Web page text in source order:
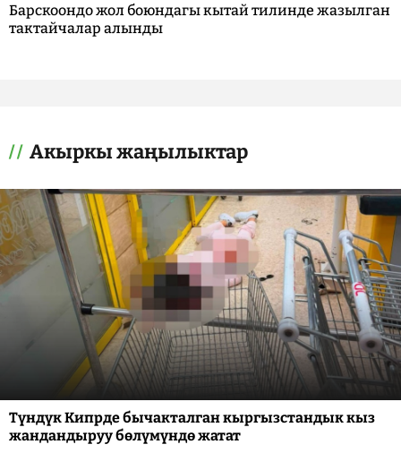
Барскоондо жол боюндагы кытай тилинде жазылган
тактайчалар алынды
Акыркы жаңылыктар
Түндүк Кипрде бычакталган кыргызстандык кыз
жандандыруу бөлүмүндө жатат